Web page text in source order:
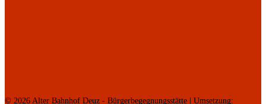
© 2026 Alter Bahnhof Deuz - Bürgerbegegnungsstätte | Umsetzung: